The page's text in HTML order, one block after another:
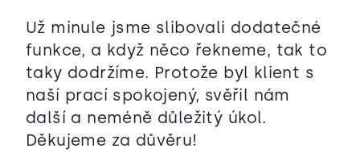
Už minule jsme slibovali dodatečné
funkce, a když něco řekneme, tak to
taky dodržíme. Protože byl klient s
naší prací spokojený, svěřil nám
další a neméně důležitý úkol.
Děkujeme za důvěru!